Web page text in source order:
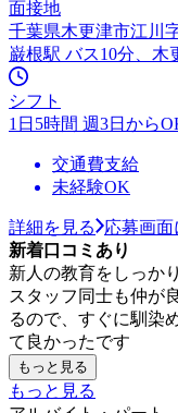
面接地
千葉県木更津市江川
巌根駅 バス10分、木
シフト
1日5時間 週3日から
交通費支給
未経験OK
詳細を見る
応募画面
新着口コミあり
新人の教育をしっか
スタッフ同士も仲が
るので、すぐに馴染
て良かったです
もっと見る
もっと見る